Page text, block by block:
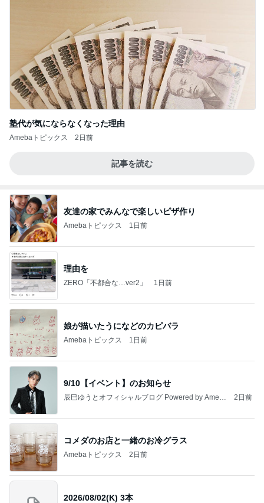
塾代が気にならなくなった理由
Amebaトピックス 2日前
記事を読む
友達の家でみんなで楽しいピザ作り
Amebaトピックス 1日前
理由を
ZERO「不都合な…ver2」 1日前
娘が描いたうになどのカピバラ
Amebaトピックス 1日前
9/10【イベント】のお知らせ
辰巳ゆうとオフィシャルブログ Powered by Ameb
2日前
コメダのお店と一緒のお冷グラス
Amebaトピックス 2日前
2026/08/02(K) 3本